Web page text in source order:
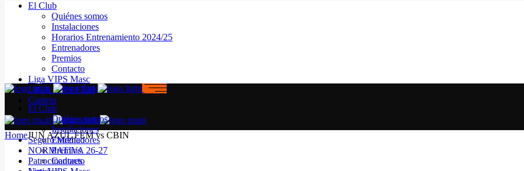
El Club
Quiénes somos
Instalaciones
Horarios Entrenamiento 2024/25
Entrenadores
Premios
Contacto
Liga VIPS Masc
LIGA VIPS FEM
Cantera
Seguro Médico
NORMATIVA 26-27
Patrocinadores
El Club
Quiénes somos
Instalaciones
Entrenadores
Premios
Contacto
HomeJUN AZUL FEM vs CBIN